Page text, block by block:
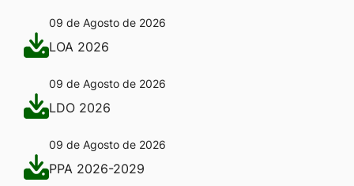
09 de Agosto de 2026
LOA 2026
09 de Agosto de 2026
LDO 2026
09 de Agosto de 2026
PPA 2026-2029